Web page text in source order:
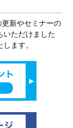
更新やセミナーの
いただけました
ます。